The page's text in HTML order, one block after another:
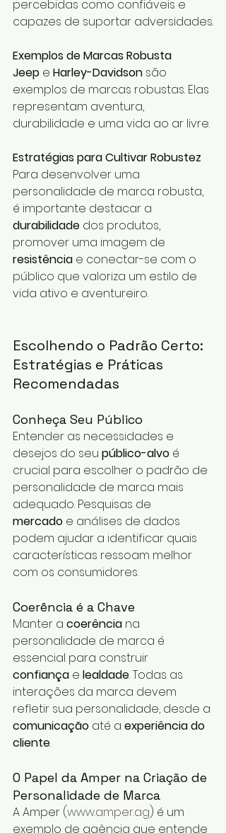
percebidas como confiáveis e
capazes de suportar adversidades.
Exemplos de Marcas Robusta
Jeep e Harley-Davidson são
exemplos de marcas robustas. Elas
representam aventura,
durabilidade e uma vida ao ar livre.
Estratégias para Cultivar Robustez
Para desenvolver uma
personalidade de marca robusta,
é importante destacar a
durabilidade dos produtos,
promover uma imagem de
resistência e conectar-se com o
público que valoriza um estilo de
vida ativo e aventureiro.
Escolhendo o Padrão Certo:
Estratégias e Práticas
Recomendadas
Conheça Seu Público
Entender as necessidades e
desejos do seu público-alvo é
crucial para escolher o padrão de
personalidade de marca mais
adequado. Pesquisas de
mercado e análises de dados
podem ajudar a identificar quais
características ressoam melhor
com os consumidores.
Coerência é a Chave
Manter a coerência na
personalidade de marca é
essencial para construir
confiança e lealdade. Todas as
interações da marca devem
refletir sua personalidade, desde a
comunicação até a experiência do
cliente.
O Papel da Amper na Criação de
Personalidade de Marca
A Amper (www.amper.ag) é um
exemplo de agência que entende